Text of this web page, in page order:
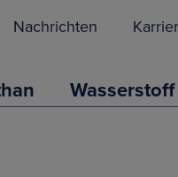
Nachrichten
Wasserstoff